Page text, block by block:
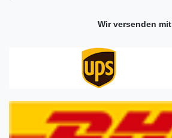
Wir versenden mit